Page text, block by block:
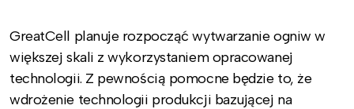
GreatCell planuje rozpocząć wytwarzanie ogniw w
większej skali z wykorzystaniem opracowanej
technologii. Z pewnością pomocne będzie to, że
wdrożenie technologii produkcji bazującej na